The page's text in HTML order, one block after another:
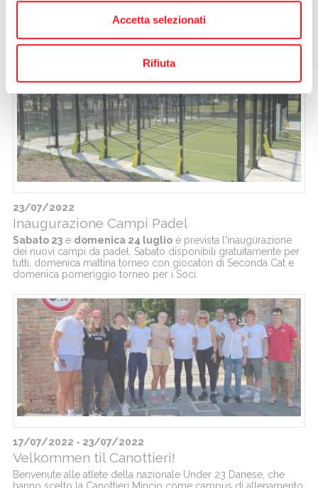
Accetta selezionati
Rifiuta
Inaugurati i Campi Padel
da padel.
23/07/2022
Inaugurazione Campi Padel
Sabato 23e domenica 24 luglioè prevista l'inaugurazione
dei nuovi campi da padel. Sabato disponibili gratuitamente per
tutti, domenica mattina torneo con giocatori di Seconda Cat e
domenica pomeriggio torneo per i Soci.
17/07/2022 - 23/07/2022
Velkommen til Canottieri!
Benvenute alle atlete della nazionale Under 23 Danese, che
hanno scelto la Canottieri Mincio come campus di allenamento